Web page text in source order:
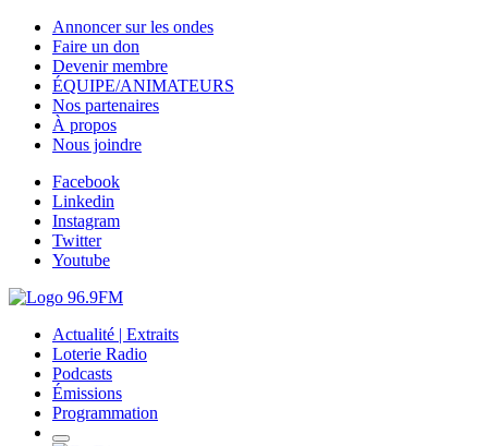
Annoncer sur les ondes
Faire un don
Devenir membre
ÉQUIPE/ANIMATEURS
Nos partenaires
À propos
Nous joindre
Facebook
Linkedin
Instagram
Twitter
Youtube
Actualité | Extraits
Loterie Radio
Podcasts
Émissions
Programmation